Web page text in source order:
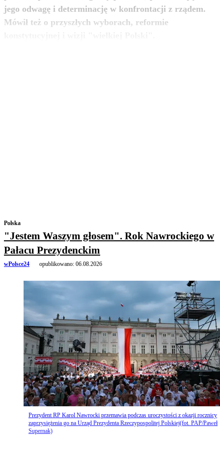
jego odwagę i determinację w konfrontacji z rządem.
Mówił też o przyszłych wyborach, reformie
zobacz więcej
Polska
"Jestem Waszym głosem". Rok Nawrockiego w
Pałacu Prezydenckim
wPolsce24 opublikowano: 06.08.2026
Prezydent RP Karol Nawrocki przemawia podczas uroczystości z okazji rocznicy
zaprzysiężenia go na Urząd Prezydenta Rzeczypospolitej Polskiej(fot. PAP/Paweł
Supernak)